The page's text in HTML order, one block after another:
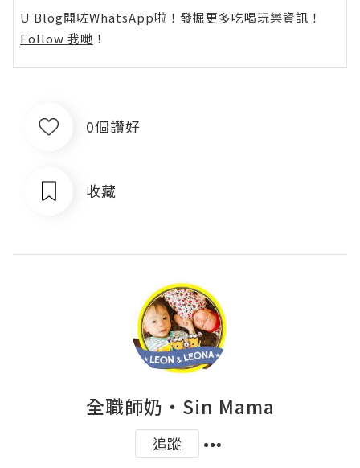
U Blog開咗WhatsApp啦！發掘更多吃喝玩樂資訊！
Follow 我哋 ！
0個讚好
收藏
全職師奶‧Sin Mama
追蹤